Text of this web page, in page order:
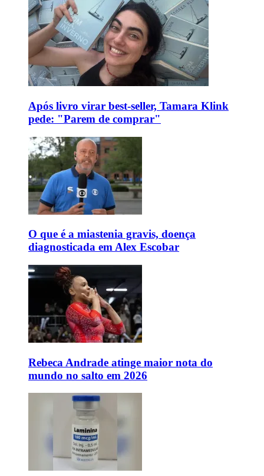
Após livro virar best-seller, Tamara Klink
pede: "Parem de comprar"
O que é a miastenia gravis, doença
diagnosticada em Alex Escobar
Rebeca Andrade atinge maior nota do
mundo no salto em 2026